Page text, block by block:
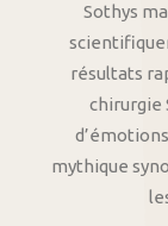
Sothys
résultats
chirurgie
mythique